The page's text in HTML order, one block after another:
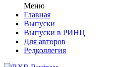
Меню
Главная
Выпуски
Выпуски в РИНЦ
Для авторов
Редколлегия